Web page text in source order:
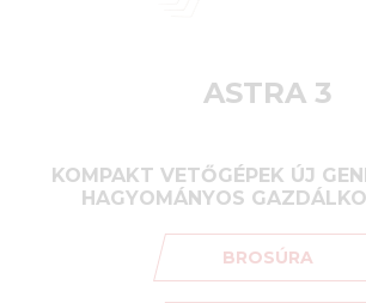
ASTRA 3
KOMPAKT VETŐGÉPEK ÚJ
HAGYOMÁNYOS
BROSÚRA